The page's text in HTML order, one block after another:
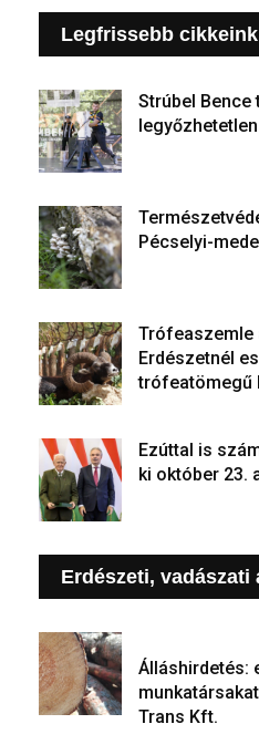
Legfrissebb cikkeink
Strúbel Bence
Pécselyi-
Trófeaszemle
Erdészetnél
trófeatömegű
Ezúttal is
ki október 23.
Erdészeti, vadászati
Álláshirdetés:
Trans Kft.